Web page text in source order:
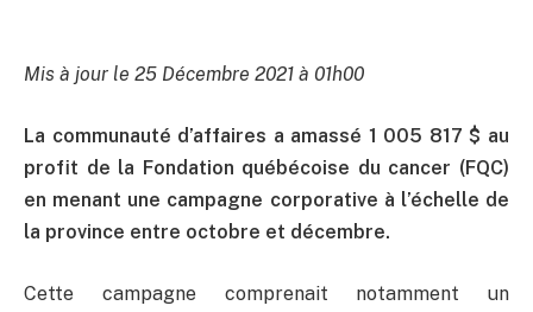
Mis à jour le 25 Décembre 2021 à 01h00
La communauté d’affaires a amassé 1 005 817 $ au
profit de la Fondation québécoise du cancer (FQC)
en menant une campagne corporative à l’échelle de
la province entre octobre et décembre.
Cette campagne comprenait notamment un